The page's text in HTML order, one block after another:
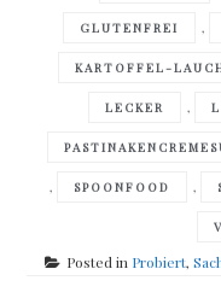
GLUTENFREI ,
KARTOFFEL-
LECKER ,
, SPOONFOOD ,
Posted in Probiert,